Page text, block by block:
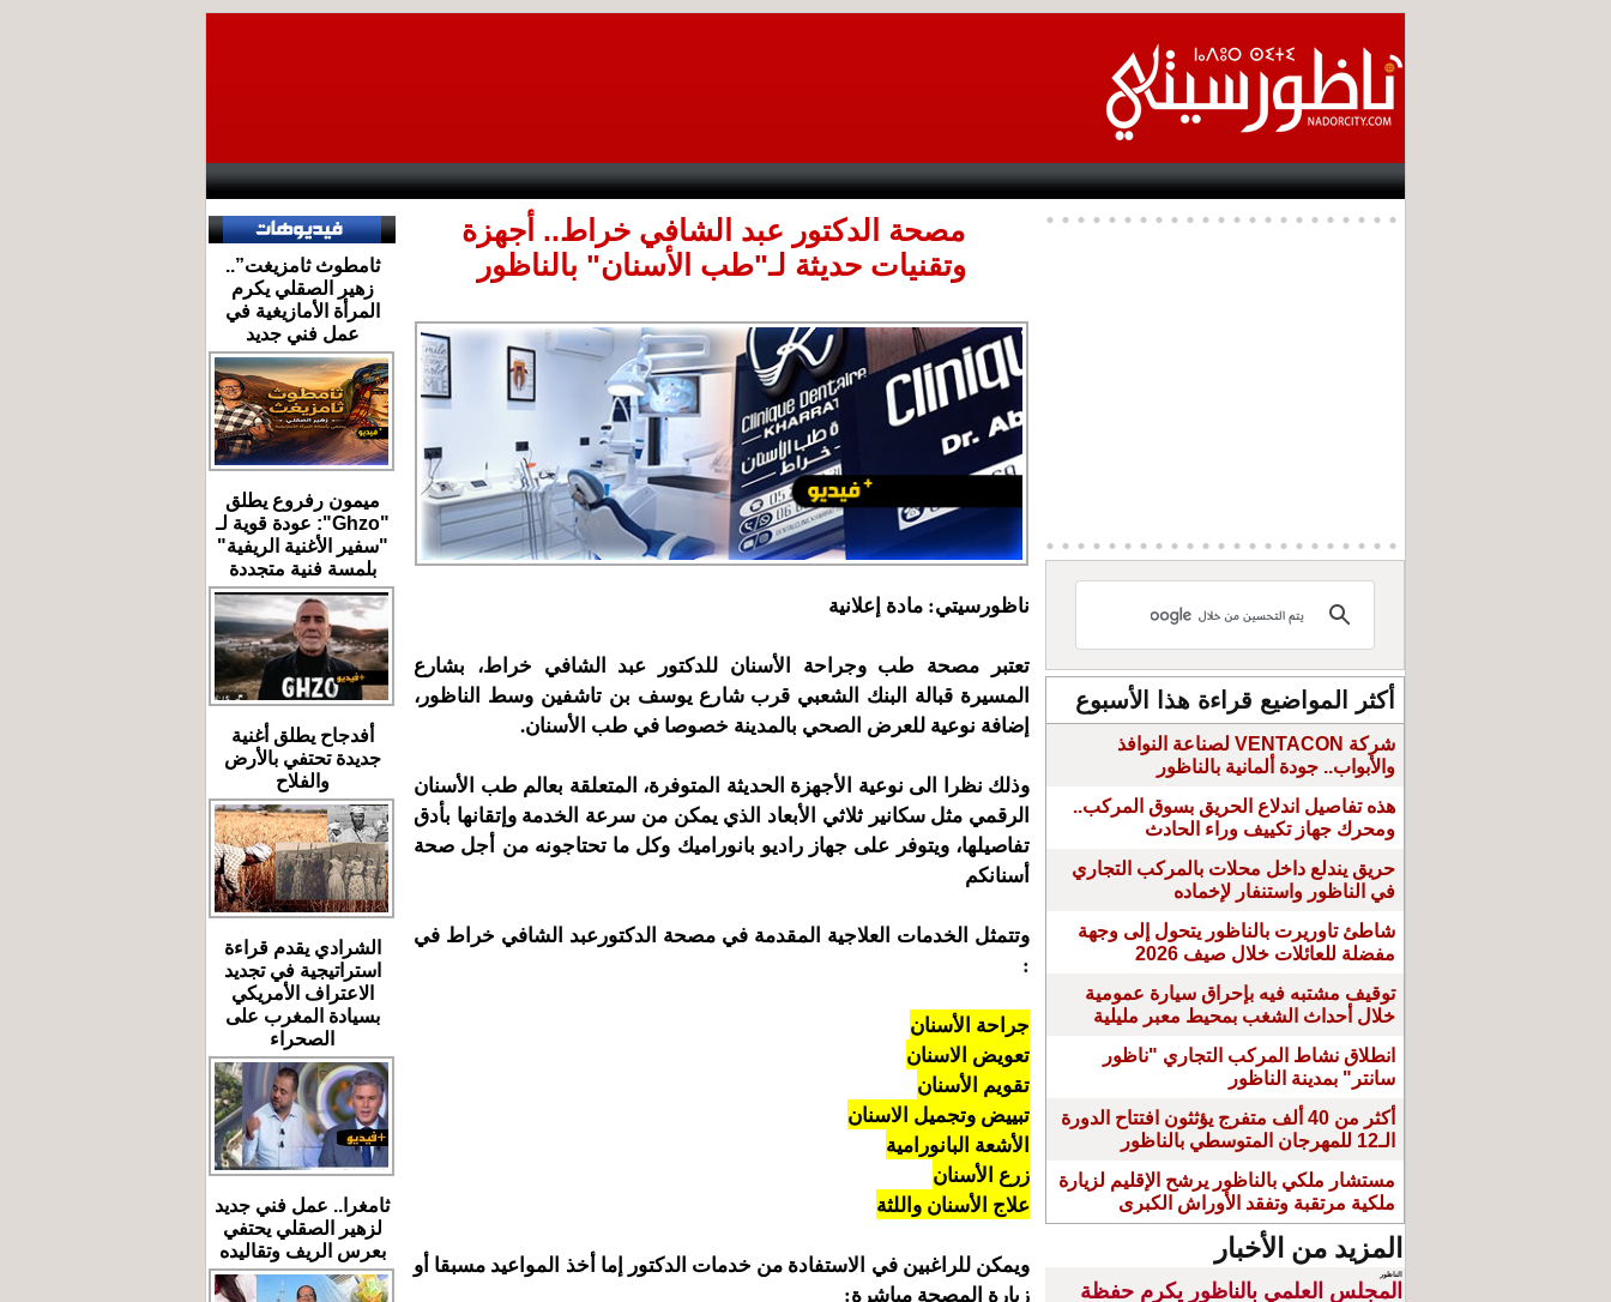
ثامطوث ثامزيغت”..
زهير الصقلي يكرم
المرأة الأمازيغية في
عمل فني جديد
ميمون رفروع يطلق
"Ghzo": عودة قوية لـ
"سفير الأغنية الريفية"
بلمسة فنية متجددة
أفدجاح يطلق أغنية
جديدة تحتفي بالأرض
والفلاح
الشرادي يقدم قراءة
استراتيجية في تجديد
الاعتراف الأمريكي
بسيادة المغرب على
الصحراء
ثامغرا.. عمل فني جديد
لزهير الصقلي يحتفي
بعرس الريف وتقاليده
مصحة الدكتور عبد الشافي خراط.. أجهزة
وتقنيات حديثة لـ"طب الأسنان" بالناظور
ناظورسيتي: مادة إعلانية
تعتبر مصحة طب وجراحة الأسنان للدكتور عبد الشافي خراط، بشارع
المسيرة قبالة البنك الشعبي قرب شارع يوسف بن تاشفين وسط الناظور،
إضافة نوعية للعرض الصحي بالمدينة خصوصا في طب الأسنان.
وذلك نظرا الى نوعية الأجهزة الحديثة المتوفرة، المتعلقة بعالم طب الأسنان
الرقمي مثل سكانير ثلاثي الأبعاد الذي يمكن من سرعة الخدمة وإتقانها بأدق
تفاصيلها، ويتوفر على جهاز راديو بانوراميك وكل ما تحتاجونه من أجل صحة
أسنانكم
وتتمثل الخدمات العلاجية المقدمة في مصحة الدكتورعبد الشافي خراط في
:
جراحة الأسنان
تعويض الاسنان
تقويم الأسنان
تبييض وتجميل الاسنان
الأشعة البانورامية
زرع الأسنان
علاج الأسنان واللثة
ويمكن للراغبين في الاستفادة من خدمات الدكتور إما أخذ المواعيد مسبقا أو
زيارة المصحة مباشرة:
أكثر المواضيع قراءة هذا الأسبوع
شركة VENTACON لصناعة النوافذ
والأبواب.. جودة ألمانية بالناظور
هذه تفاصيل اندلاع الحريق بسوق المركب..
ومحرك جهاز تكييف وراء الحادث
حريق يندلع داخل محلات بالمركب التجاري
في الناظور واستنفار لإخماده
شاطئ تاوريرت بالناظور يتحول إلى وجهة
مفضلة للعائلات خلال صيف 2026
توقيف مشتبه فيه بإحراق سيارة عمومية
خلال أحداث الشغب بمحيط معبر مليلية
انطلاق نشاط المركب التجاري "ناظور
سانتر" بمدينة الناظور
أكثر من 40 ألف متفرج يؤثثون افتتاح الدورة
الـ12 للمهرجان المتوسطي بالناظور
مستشار ملكي بالناظور يرشح الإقليم لزيارة
ملكية مرتقبة وتفقد الأوراش الكبرى
المزيد من الأخبار
الناظور
المجلس العلمي بالناظور يكرم حفظة